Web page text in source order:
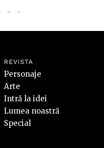
REVISTA
Personaje
Arte
Intră la idei
Lumea noastră
Special